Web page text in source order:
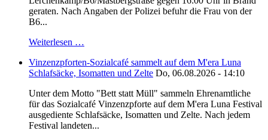
geraten. Nach Angaben der Polizei befuhr die Frau von der
B6...
Weiterlesen …
Vinzenzpforten-Sozialcafé sammelt auf dem M'era Luna
Schlafsäcke, Isomatten und Zelte Do, 06.08.2026 - 14:10
Unter dem Motto "Bett statt Müll" sammeln Ehrenamtliche
für das Sozialcafé Vinzenzpforte auf dem M'era Luna Festival
ausgediente Schlafsäcke, Isomatten und Zelte. Nach jedem
Festival landeten...